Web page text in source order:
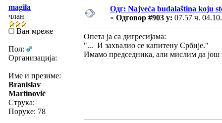
magila
члан
Ван мреже
Пол:
Организација:
Име и презиме:
Branislav
Martinović
Струка:
Поруке: 78
Одг: Najveća budalaština koju
« Одговор #903 у: 07.57 ч.
Опета ја са дигресијама:
"... И захвалио се капитену Србије."
Имамо председника, али мислим да још